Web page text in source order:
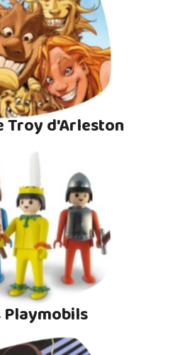
Troy d'Arleston
Playmobils